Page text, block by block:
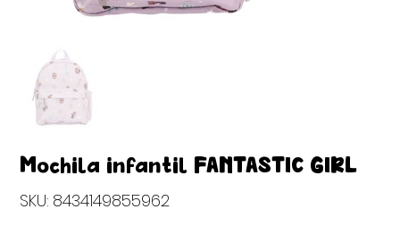
Mochila infantil FANTASTIC GIRL
SKU: 8434149855962
8434149855962